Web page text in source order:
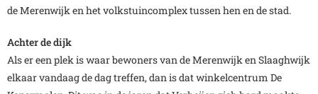
de Merenwijk en het volkstuincomplex tussen hen en de stad.
Achter de dijk
Als er een plek is waar bewoners van de Merenwijk en Slaaghwijk
elkaar vandaag de dag treffen, dan is dat winkelcentrum De